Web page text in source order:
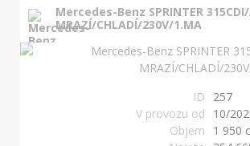
Mercedes-Benz SPRINTER
MRAZÍ/CHLADÍ/230V/1.MA
ID
257
V provozu od
10/
Objem
1 950